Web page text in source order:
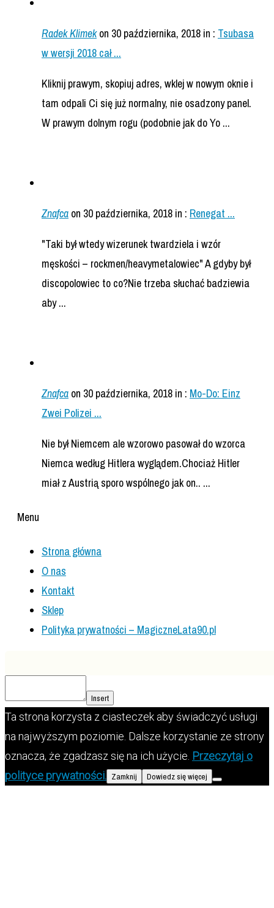
Radek Klimek on 30 października, 2018 in : Tsubasa
w wersji 2018 cał ...
Kliknij prawym, skopiuj adres, wklej w nowym oknie i
tam odpali Ci się już normalny, nie osadzony panel.
W prawym dolnym rogu (podobnie jak do Yo ...
Znafca on 30 października, 2018 in : Renegat ...
"Taki był wtedy wizerunek twardziela i wzór
męskości – rockmen/heavymetalowiec" A gdyby był
discopolowiec to co?Nie trzeba słuchać badziewia
aby ...
Znafca on 30 października, 2018 in : Mo-Do: Einz
Zwei Polizei ...
Nie był Niemcem ale wzorowo pasował do wzorca
Niemca według Hitlera wyglądem.Chociaż Hitler
miał z Austrią sporo wspólnego jak on.. ...
Menu
Strona główna
O nas
Kontakt
Sklep
Polityka prywatności – MagiczneLata90.pl
Insert
Ta strona korzysta z ciasteczek aby świadczyć usługi
na najwyższym poziomie. Dalsze korzystanie ze strony
oznacza, że zgadzasz się na ich użycie. Przeczytaj o
polityce prywatności. Zamknij Dowiedz się więcej